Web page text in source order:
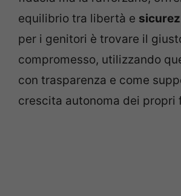
equilibrio tra libertà e
per i genitori è trovare il
compromesso, utilizzando
con trasparenza e come
crescita autonoma dei propri